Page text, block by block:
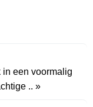
in een voormalig
.. »